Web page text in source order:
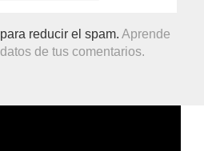
reducir el spam.Aprende
de tus comentarios.